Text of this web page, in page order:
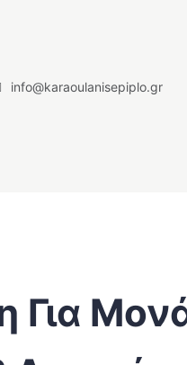
info@karaoulanisepiplo.gr
Για